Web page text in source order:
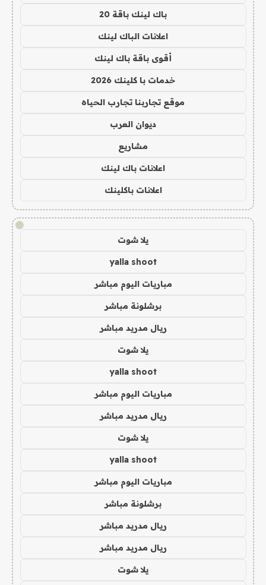
باك لينك باقة 20
اعلانات الباك لينك
أقوى باقة باك لينك
خدمات با كلينك 2026
موقع تجاربنا تجارب الحياه
ديوان العرب
مشاريع
اعلانات باك لينك
اعلانات باكلينك
!
يلا شوت
yalla shoot
مباريات اليوم مباشر
برشلونة مباشر
ريال مدريد مباشر
يلا شوت
yalla shoot
مباريات اليوم مباشر
ريال مدريد مباشر
يلا شوت
yalla shoot
مباريات اليوم مباشر
برشلونة مباشر
ريال مدريد مباشر
ريال مدريد مباشر
يلا شوت